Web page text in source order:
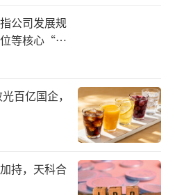
目前植物蛋白系列饮品
列产品正处于渠道布局
为，李子园频频发力新
材料成本上涨的难题之
第二个增长点”，缓解经
公司发展规
等核心“痛
百亿国企，
持，天科合